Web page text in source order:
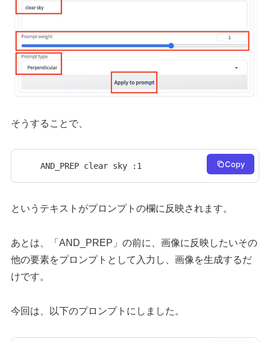
そうすることで、
AND_PREP clear sky :1 Copy
というテキストがプロンプトの欄に反映されます。
あとは、「AND_PREP」の前に、画像に反映したいその
他の要素をプロンプトとして入力し、画像を生成するだ
けです。
今回は、以下のプロンプトにしました。